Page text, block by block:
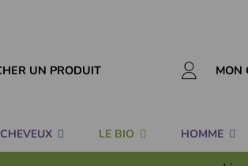
MON
CHEVEUX LE BIO HOMME